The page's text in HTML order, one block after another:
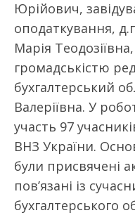
Юрійович,
оподаткування,
Марія
громадськістю
бухгалтерський
Валеріївна. У
участь 97
ВНЗ України.
були присвячені
пов’язані із
бухгалтерського